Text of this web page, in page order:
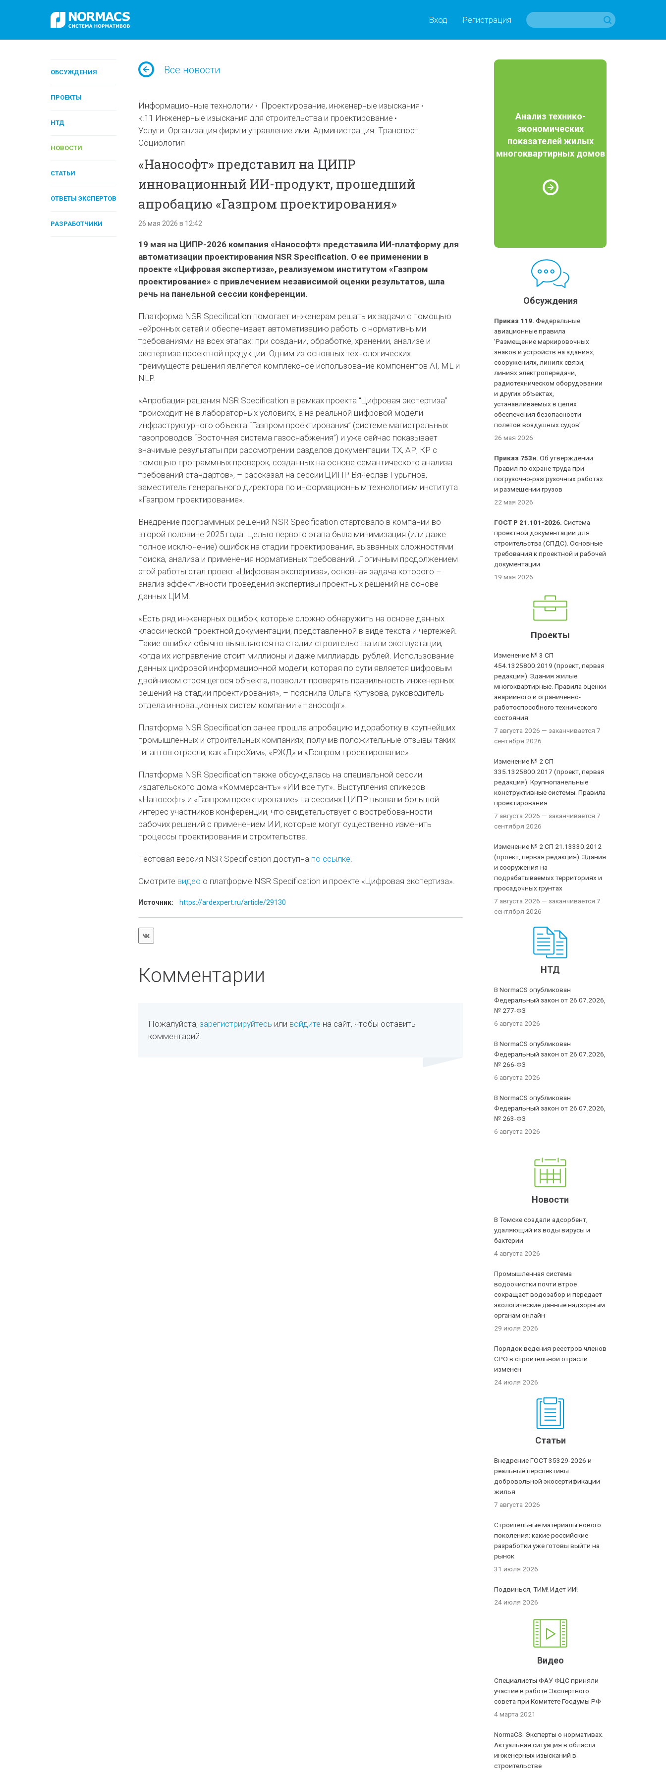
Вход Регистрация
ОБСУЖДЕНИЯ
ПРОЕКТЫ
НТД
НОВОСТИ
СТАТЬИ
ОТВЕТЫ ЭКСПЕРТОВ
РАЗРАБОТЧИКИ
Все новости
Информационные технологии
Проектирование, инженерные изыскания
к.11 Инженерные изыскания для строительства и проектирование
Услуги. Организация фирм и управление ими. Администрация. Транспорт.
Социология
«Нанософт» представил на ЦИПР
инновационный ИИ-продукт, прошедший
апробацию «Газпром проектирования»
26 мая 2026 в 12:42
19 мая на ЦИПР-2026 компания «Нанософт» представила ИИ-платформу для
автоматизации проектирования NSR Specification. О ее применении в
проекте «Цифровая экспертиза», реализуемом институтом «Газпром
проектирование» с привлечением независимой оценки результатов, шла
речь на панельной сессии конференции.
Платформа NSR Specification помогает инженерам решать их задачи с помощью
нейронных сетей и обеспечивает автоматизацию работы с нормативными
требованиями на всех этапах: при создании, обработке, хранении, анализе и
экспертизе проектной продукции. Одним из основных технологических
преимуществ решения является комплексное использование компонентов AI, ML и
NLP.
«Апробация решения NSR Specification в рамках проекта “Цифровая экспертиза”
происходит не в лабораторных условиях, а на реальной цифровой модели
инфраструктурного объекта “Газпром проектирования” (системе магистральных
газопроводов “Восточная система газоснабжения”) и уже сейчас показывает
значимые результаты при рассмотрении разделов документации ТХ, АР, КР с
помощью программных проверок, созданных на основе семантического анализа
требований стандартов», – рассказал на сессии ЦИПР Вячеслав Гурьянов,
заместитель генерального директора по информационным технологиям института
«Газпром проектирование».
Внедрение программных решений NSR Specification стартовало в компании во
второй половине 2025 года. Целью первого этапа была минимизация (или даже
полное исключение) ошибок на стадии проектирования, вызванных сложностями
поиска, анализа и применения нормативных требований. Логичным продолжением
этой работы стал проект «Цифровая экспертиза», основная задача которого –
анализ эффективности проведения экспертизы проектных решений на основе
данных ЦИМ.
«Есть ряд инженерных ошибок, которые сложно обнаружить на основе данных
классической проектной документации, представленной в виде текста и чертежей.
Такие ошибки обычно выявляются на стадии строительства или эксплуатации,
когда их исправление стоит миллионы и даже миллиарды рублей. Использование
данных цифровой информационной модели, которая по сути является цифровым
двойником строящегося объекта, позволит проверять правильность инженерных
решений на стадии проектирования», – пояснила Ольга Кутузова, руководитель
отдела инновационных систем компании «Нанософт».
Платформа NSR Specification ранее прошла апробацию и доработку в крупнейших
промышленных и строительных компаниях, получив положительные отзывы таких
гигантов отрасли, как «ЕвроХим», «РЖД» и «Газпром проектирование».
Платформа NSR Specification также обсуждалась на специальной сессии
издательского дома «Коммерсантъ» «ИИ все тут». Выступления спикеров
«Нанософт» и «Газпром проектирование» на сессиях ЦИПР вызвали большой
интерес участников конференции, что свидетельствует о востребованности
рабочих решений с применением ИИ, которые могут существенно изменить
процессы проектирования и строительства.
Тестовая версия NSR Specification доступна по ссылке.
Смотрите видео о платформе NSR Specification и проекте «Цифровая экспертиза».
Источник: https://ardexpert.ru/article/29130
Комментарии
Пожалуйста, зарегистрируйтесь или войдите на сайт, чтобы оставить
комментарий.
Анализ технико-
экономических
показателей жилых
многоквартирных домов
Обсуждения
Приказ 119. Федеральные
авиационные правила
'Размещение маркировочных
знаков и устройств на зданиях,
сооружениях, линиях связи,
линиях электропередачи,
радиотехническом оборудовании
и других объектах,
устанавливаемых в целях
обеспечения безопасности
полетов воздушных судов'
26 мая 2026
Приказ 753н. Об утверждении
Правил по охране труда при
погрузочно-разгрузочных работах
и размещении грузов
22 мая 2026
ГОСТ Р 21.101-2026. Система
проектной документации для
строительства (СПДС). Основные
требования к проектной и рабочей
документации
19 мая 2026
Проекты
Изменение № 3 СП
454.1325800.2019 (проект, первая
редакция). Здания жилые
многоквартирные. Правила оценки
аварийного и ограниченно-
работоспособного технического
состояния
7 августа 2026 — заканчивается 7
сентября 2026
Изменение № 2 СП
335.1325800.2017 (проект, первая
редакция). Крупнопанельные
конструктивные системы. Правила
проектирования
7 августа 2026 — заканчивается 7
сентября 2026
Изменение № 2 СП 21.13330.2012
(проект, первая редакция). Здания
и сооружения на
подрабатываемых территориях и
просадочных грунтах
7 августа 2026 — заканчивается 7
сентября 2026
НТД
В NormaCS опубликован
Федеральный закон от 26.07.2026,
№ 277-ФЗ
6 августа 2026
В NormaCS опубликован
Федеральный закон от 26.07.2026,
№ 266-ФЗ
6 августа 2026
В NormaCS опубликован
Федеральный закон от 26.07.2026,
№ 263-ФЗ
6 августа 2026
Новости
В Томске создали адсорбент,
удаляющий из воды вирусы и
бактерии
4 августа 2026
Промышленная система
водоочистки почти втрое
сокращает водозабор и передает
экологические данные надзорным
органам онлайн
29 июля 2026
Порядок ведения реестров членов
СРО в строительной отрасли
изменен
24 июля 2026
Статьи
Внедрение ГОСТ 35329-2026 и
реальные перспективы
добровольной экосертификации
жилья
7 августа 2026
Строительные материалы нового
поколения: какие российские
разработки уже готовы выйти на
рынок
31 июля 2026
Подвинься, ТИМ! Идет ИИ!
24 июля 2026
Видео
Специалисты ФАУ ФЦС приняли
участие в работе Экспертного
совета при Комитете Госдумы РФ
4 марта 2021
NormaCS. Эксперты о нормативах.
Актуальная ситуация в области
инженерных изысканий в
строительстве